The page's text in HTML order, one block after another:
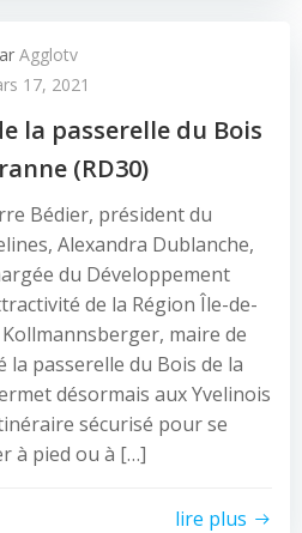
Agglotv
17, 2021
la passerelle du Bois
(RD30)
Bédier, président du
Alexandra Dublanche,
du Développement
de la Région Île-de-
maire de
passerelle du Bois de la
désormais aux Yvelinois
sécurisé pour se
à pied ou à […]
lire plus